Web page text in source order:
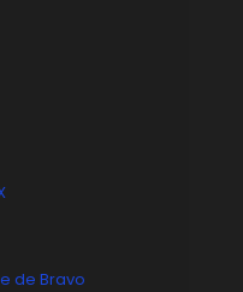
de Bravo